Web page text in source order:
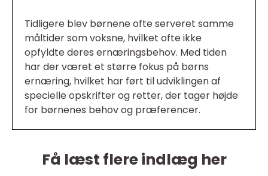
Tidligere blev børnene ofte serveret samme
måltider som voksne, hvilket ofte ikke
opfyldte deres ernæringsbehov. Med tiden
har der været et større fokus på børns
ernæring, hvilket har ført til udviklingen af
specielle opskrifter og retter, der tager højde
for børnenes behov og præferencer.
Få læst flere indlæg her